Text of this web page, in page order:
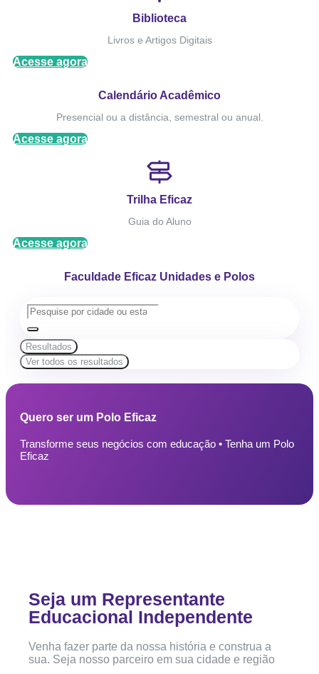
Biblioteca
Livros e Artigos Digitais
Acesse agora
Calendário Acadêmico
Presencial ou a distância, semestral ou anual.
Acesse agora
Trilha Eficaz
Guia do Aluno
Acesse agora
Faculdade Eficaz Unidades e Polos
Resultados
Ver todos os resultados
Quero ser um Polo Eficaz
Transforme seus negócios com educação • Tenha um Polo
Eficaz
Seja um Representante
Educacional Independente
Venha fazer parte da nossa história e construa a
sua. Seja nosso parceiro em sua cidade e região